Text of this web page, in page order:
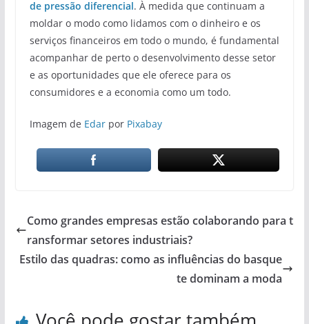
de pressão diferencial. À medida que continuam a
moldar o modo como lidamos com o dinheiro e os
serviços financeiros em todo o mundo, é fundamental
acompanhar de perto o desenvolvimento desse setor
e as oportunidades que ele oferece para os
consumidores e a economia como um todo.
Imagem de Edarpor Pixabay
Como grandes empresas estão colaborando para t
ransformar setores industriais?
Estilo das quadras: como as influências do basque
te dominam a moda